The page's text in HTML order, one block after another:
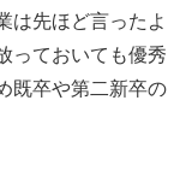
は先ほど言ったよ
っておいても優秀
既卒や第二新卒の